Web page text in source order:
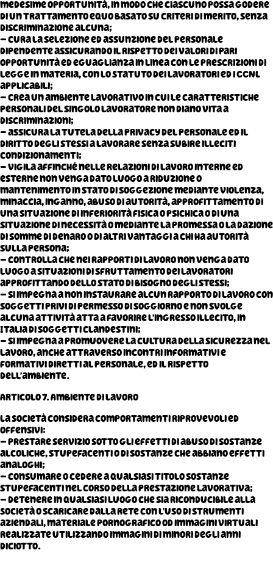
medesime opportunità, in modo che ciascuno possa godere
di un trattamento equo basato su criteri di merito, senza
discriminazione alcuna;
– cura la selezione ed assunzione del personale
dipendente assicurando il rispetto dei valori di pari
opportunità ed eguaglianza in linea con le prescrizioni di
legge in materia, con lo Statuto dei lavoratori ed i CCNL
applicabili;
– crea un ambiente lavorativo in cui le caratteristiche
personali del singolo lavoratore non diano vita a
discriminazioni;
– assicura la tutela della privacy del personale ed il
diritto degli stessi a lavorare senza subire illeciti
condizionamenti;
– vigila affinché nelle relazioni di lavoro interne ed
esterne non venga dato luogo a riduzione o
mantenimento in stato di soggezione mediante violenza,
minaccia, inganno, abuso di autorità, approfittamento di
una situazione di inferiorità fisica o psichica o di una
situazione di necessità o mediante la promessa o la dazione
di somme di denaro o di altri vantaggi a chi ha autorità
sulla persona;
– controlla che nei rapporti di lavoro non venga dato
luogo a situazioni di sfruttamento dei lavoratori
approfittando dello stato di bisogno degli stessi;
– si impegna a non instaurare alcun rapporto di lavoro con
soggetti privi di permesso di soggiorno e non svolge
alcuna attività atta a favorire l’ingresso illecito, in
Italia di soggetti clandestini;
– si impegna a promuovere la cultura della sicurezza nel
lavoro, anche attraverso incontri informativi e
formativi diretti al personale, ed il rispetto
dell’ambiente.
Articolo 7. Ambiente di lavoro
La Società considera comportamenti riprovevoli ed
offensivi:
– prestare servizio sotto gli effetti di abuso di sostanze
alcoliche, stupefacenti o di sostanze che abbiano effetti
analoghi;
– consumare o cedere a qualsiasi titolo sostanze
stupefacenti nel corso della prestazione lavorativa;
– detenere in qualsiasi luogo che sia riconducibile alla
Società o scaricare dalla rete con l’uso di strumenti
aziendali, materiale pornografico od immagini virtuali
realizzate utilizzando immagini di minori degli anni
diciotto.